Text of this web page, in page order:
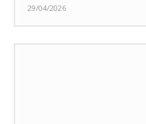
29/04/2026